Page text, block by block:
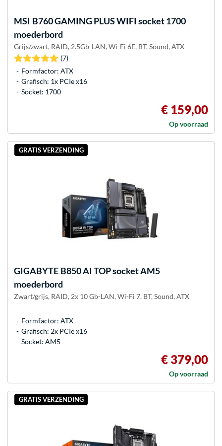
MSI B760 GAMING PLUS WIFI socket 1700
moederbord
Grijs/zwart, RAID, 2.5Gb-LAN, Wi-Fi 6E, BT, Sound, ATX
(7)
Formfactor: ATX
Grafisch: 1x PCIe x16
Socket: 1700
€ 159,00
Op voorraad
GRATIS VERZENDING
GIGABYTE B850 AI TOP socket AM5
moederbord
Zwart/grijs, RAID, 2x 10 Gb-LAN, Wi-Fi 7, BT, Sound, ATX
Formfactor: ATX
Grafisch: 2x PCIe x16
Socket: AM5
€ 379,00
Op voorraad
GRATIS VERZENDING